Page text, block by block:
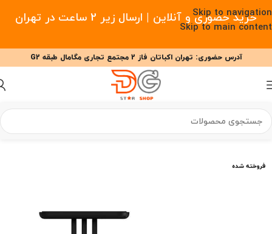
Skip to navigation
Skip to main content
خرید حضوری و آنلاین | ارسال زیر 2 ساعت در تهران
09377477910 - 09127708341 علیزاده
آدرس حضوری: تهران اکباتان فاز 2 مجتمع تجاری مگامال طبقه G2
خانه/لوازم هوشمند خودرو/دوربین خودرو
فروخته شده